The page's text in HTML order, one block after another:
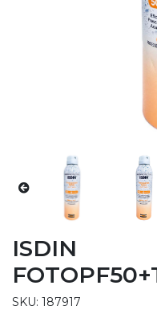
ISDIN
SKU: 187917